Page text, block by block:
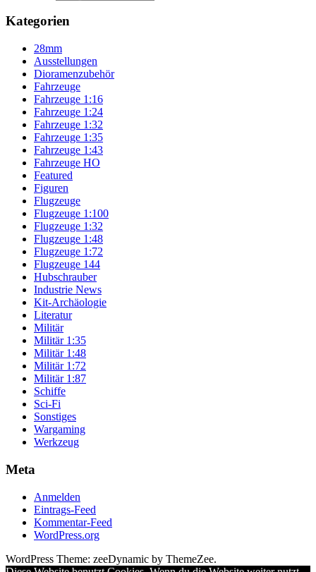
Kategorien
28mm
Ausstellungen
Dioramenzubehör
Fahrzeuge
Fahrzeuge 1:16
Fahrzeuge 1:24
Fahrzeuge 1:32
Fahrzeuge 1:35
Fahrzeuge 1:43
Fahrzeuge HO
Featured
Figuren
Flugzeuge
Flugzeuge 1:100
Flugzeuge 1:32
Flugzeuge 1:48
Flugzeuge 1:72
Flugzeuge 144
Hubschrauber
Industrie News
Kit-Archäologie
Literatur
Militär
Militär 1:35
Militär 1:48
Militär 1:72
Militär 1:87
Schiffe
Sci-Fi
Sonstiges
Wargaming
Werkzeug
Meta
Anmelden
Eintrags-Feed
Kommentar-Feed
WordPress.org
WordPress Theme: zeeDynamic by ThemeZee.